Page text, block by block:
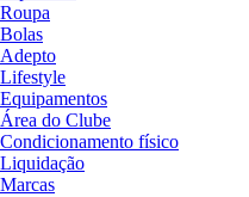
Roupa
Bolas
Adepto
Lifestyle
Equipamentos
Área do Clube
Condicionamento físico
Liquidação
Marcas